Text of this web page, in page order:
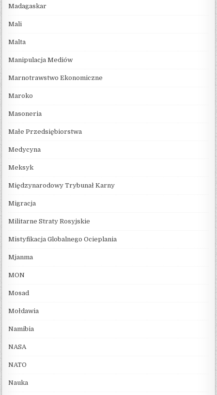
Madagaskar
Mali
Malta
Manipulacja Mediów
Marnotrawstwo Ekonomiczne
Maroko
Masoneria
Małe Przedsiębiorstwa
Medycyna
Meksyk
Międzynarodowy Trybunał Karny
Migracja
Militarne Straty Rosyjskie
Mistyfikacja Globalnego Ocieplania
Mjanma
MON
Mosad
Mołdawia
Namibia
NASA
NATO
Nauka